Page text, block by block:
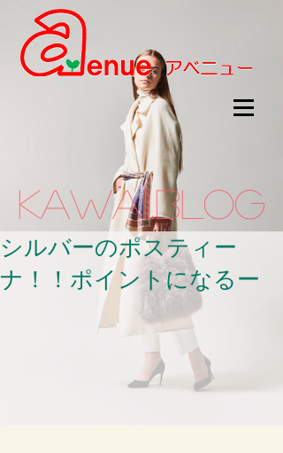
kawaii.BLOG
シルバーのポスティー
ナ！！ポイントになるー